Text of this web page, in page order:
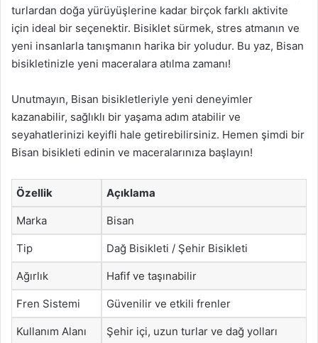
turlardan doğa yürüyüşlerine kadar birçok farklı aktivite
için ideal bir seçenektir. Bisiklet sürmek, stres atmanın ve
yeni insanlarla tanışmanın harika bir yoludur. Bu yaz, Bisan
bisikletinizle yeni maceralara atılma zamanı!
Unutmayın, Bisan bisikletleriyle yeni deneyimler
kazanabilir, sağlıklı bir yaşama adım atabilir ve
seyahatlerinizi keyifli hale getirebilirsiniz. Hemen şimdi bir
Bisan bisikleti edinin ve maceralarınıza başlayın!
Özellik Açıklama
Marka Bisan
Tip Dağ Bisikleti / Şehir Bisikleti
Ağırlık Hafif ve taşınabilir
Fren Sistemi Güvenilir ve etkili frenler
Kullanım Alanı Şehir içi, uzun turlar ve dağ yolları